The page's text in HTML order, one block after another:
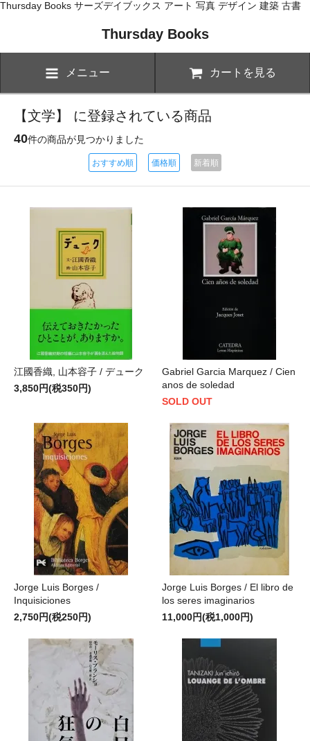
Thursday Books サーズデイブックス アート 写真 デザイン 建築 古書
Thursday Books
メニュー カートを見る
【文学】 に登録されている商品
40件の商品が見つかりました
おすすめ順 価格順 新着順
江國香織, 山本容子 / デューク
3,850円(税350円)
Gabriel Garcia Marquez / Cien
anos de soledad
SOLD OUT
Jorge Luis Borges /
Inquisiciones
2,750円(税250円)
Jorge Luis Borges / El libro de
los seres imaginarios
11,000円(税1,000円)